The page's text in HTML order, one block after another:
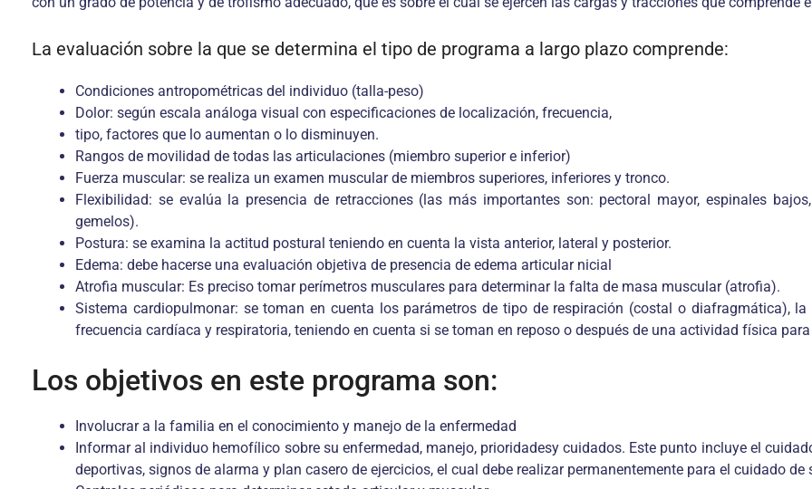
La evaluación sobre la que se determina el tipo de programa a largo plazo comprende:
Condiciones antropométricas del individuo (talla-peso)
Dolor: según escala análoga visual con especificaciones de localización, frecuencia,
tipo, factores que lo aumentan o lo disminuyen.
Rangos de movilidad de todas las articulaciones (miembro superior e inferior)
Fuerza muscular: se realiza un examen muscular de miembros superiores, inferiores y tronco.
Flexibilidad: se evalúa la presencia de retracciones (las más importantes son: pectoral mayor, espinales
gemelos).
Postura: se examina la actitud postural teniendo en cuenta la vista anterior, lateral y posterior.
Edema: debe hacerse una evaluación objetiva de presencia de edema articular nicial
Atrofia muscular: Es preciso tomar perímetros musculares para determinar la falta de masa muscular (atrofia).
Sistema cardiopulmonar: se toman en cuenta los parámetros de tipo de respiración (costal o diafragmática),
frecuencia cardíaca y respiratoria, teniendo en cuenta si se toman en reposo o después de una actividad física
Los objetivos en este programa son:
Involucrar a la familia en el conocimiento y manejo de la enfermedad
Informar al individuo hemofílico sobre su enfermedad, manejo, prioridadesy cuidados. Este punto incluye el
deportivas, signos de alarma y plan casero de ejercicios, el cual debe realizar permanentemente para el cuidado